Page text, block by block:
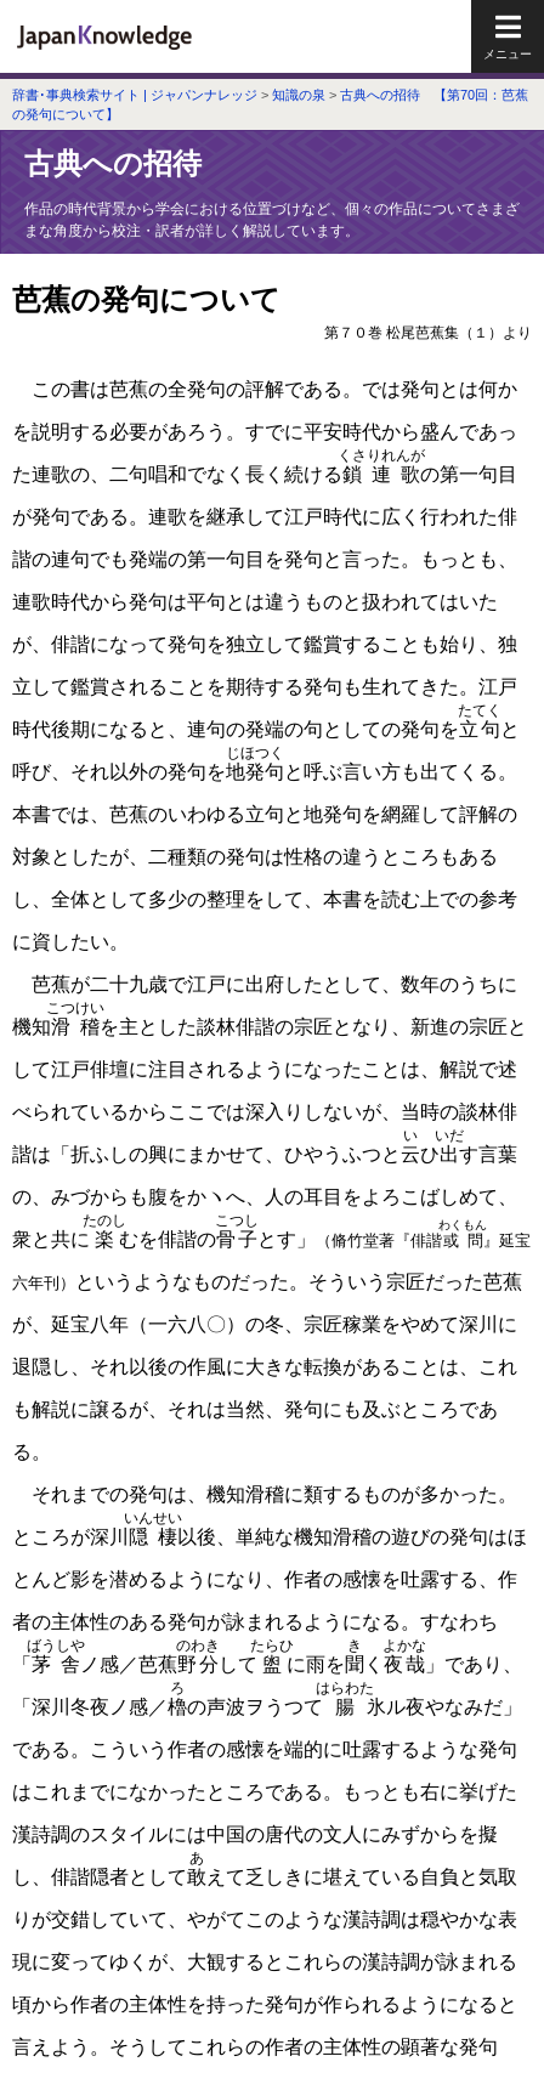
辞書･事典検索サイト | ジャパンナレッジ > 知識の泉 > 古典への招待 【第70回：芭蕉
の発句について】
古典への招待
作品の時代背景から学会における位置づけなど、個々の作品についてさまざ
まな角度から校注・訳者が詳しく解説しています。
芭蕉の発句について
第７０巻 松尾芭蕉集（１）より
この書は芭蕉の全発句の評解である。では発句とは何か
を説明する必要があろう。すでに平安時代から盛んであっ
た連歌の、二句唱和でなく長く続ける鎖連歌
くさりれんが
の第一句目
が発句である。連歌を継承して江戸時代に広く行われた俳
諧の連句でも発端の第一句目を発句と言った。もっとも、
連歌時代から発句は平句とは違うものと扱われてはいた
が、俳諧になって発句を独立して鑑賞することも始り、独
立して鑑賞されることを期待する発句も生れてきた。江戸
時代後期になると、連句の発端の句としての発句を立句
たてく
と
呼び、それ以外の発句を地発句
じほつく
と呼ぶ言い方も出てくる。
本書では、芭蕉のいわゆる立句と地発句を網羅して評解の
対象としたが、二種類の発句は性格の違うところもある
し、全体として多少の整理をして、本書を読む上での参考
に資したい。
芭蕉が二十九歳で江戸に出府したとして、数年のうちに
機知滑稽
こつけい
を主とした談林俳諧の宗匠となり、新進の宗匠と
して江戸俳壇に注目されるようになったことは、解説で述
べられているからここでは深入りしないが、当時の談林俳
諧は「折ふしの興にまかせて、ひやうふつと云
い
ひ出
いだ
す言葉
の、みづからも腹をかヽへ、人の耳目をよろこばしめて、
衆と共に 楽
たのし
むを俳諧の骨子
こつし
とす」 （脩竹堂著『俳諧或問
わくもん
』延宝
六年刊） というようなものだった。そういう宗匠だった芭蕉
が、延宝八年（一六八〇）の冬、宗匠稼業をやめて深川に
退隠し、それ以後の作風に大きな転換があることは、これ
も解説に譲るが、それは当然、発句にも及ぶところであ
る。
それまでの発句は、機知滑稽に類するものが多かった。
ところが深川 隠棲
いんせい
以後、単純な機知滑稽の遊びの発句はほ
とんど影を潜めるようになり、作者の感懐を吐露する、作
者の主体性のある発句が詠まれるようになる。すなわち
「 茅舎
ばうしや
ノ感／芭蕉野分
のわき
して 盥
たらひ
に雨を聞
き
く 夜哉
よかな
」であり、
「深川冬夜ノ感／櫓
ろ
の声波ヲうつて 腸
はらわた
氷ル夜やなみだ」
である。こういう作者の感懐を端的に吐露するような発句
はこれまでになかったところである。もっとも右に挙げた
漢詩調のスタイルには中国の唐代の文人にみずからを擬
し、俳諧隠者として敢
あ
えて乏しきに堪えている自負と気取
りが交錯していて、やがてこのような漢詩調は穏やかな表
現に変ってゆくが、大観するとこれらの漢詩調が詠まれる
頃から作者の主体性を持った発句が作られるようになると
言えよう。そうしてこれらの作者の主体性の顕著な発句